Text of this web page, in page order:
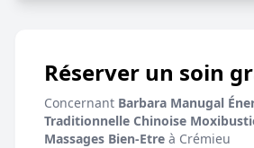
Réserver un soin
Concernant Barbara Manugal
Traditionnelle Chinoise
Massages Bien-Etre à Crémieu